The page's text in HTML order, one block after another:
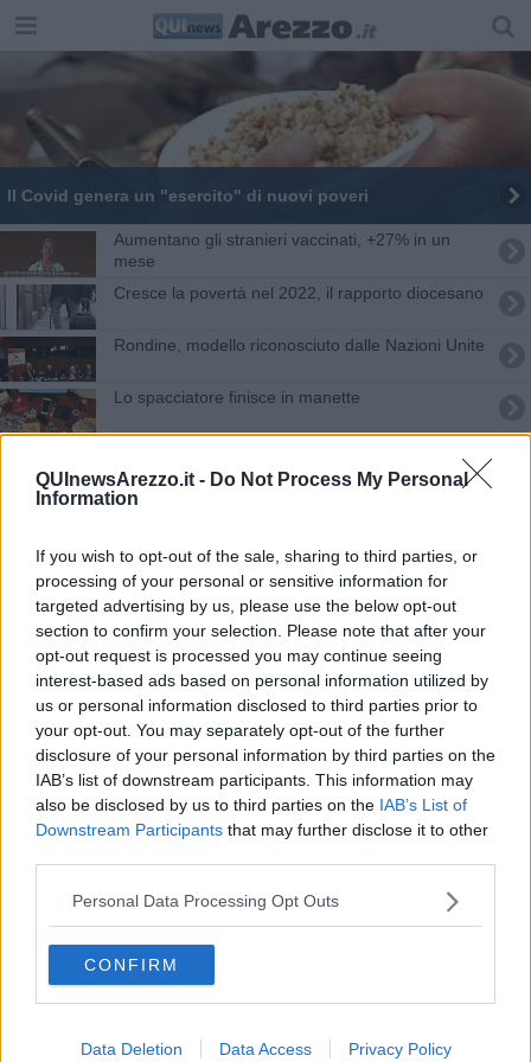
QUInewsArezzo.it - Do Not Process My Personal
Information
If you wish to opt-out of the sale, sharing to third parties, or
processing of your personal or sensitive information for
targeted advertising by us, please use the below opt-out
section to confirm your selection. Please note that after your
opt-out request is processed you may continue seeing
interest-based ads based on personal information utilized by
us or personal information disclosed to third parties prior to
your opt-out. You may separately opt-out of the further
disclosure of your personal information by third parties on the
IAB’s list of downstream participants. This information may
also be disclosed by us to third parties on the IAB’s List of
Downstream Participants that may further disclose it to other
Personal Data Processing Opt Outs
CONFIRM
Data Deletion Data Access Privacy Policy
Il Covid genera un "esercito" di nuovi poveri
Aumentano gli stranieri vaccinati, +27% in un
mese
Cresce la povertà nel 2022, il rapporto diocesano
​Rondine, modello riconosciuto dalle Nazioni Unite
Lo spacciatore finisce in manette
Trasferiva denaro "sporco", giovane denunciato
Conto alla rovescia per Arezzo Wave
Ferragosto di controlli per la Municipale
Da Arezzo un grande aiuto per il Niger
Aereo precipitato in Etiopia, due vittime toscane
Conflitti e Covid, Rondine interroga i leader
Il Covid mette in crisi più lavoratori che imprese
Educazione alla Pace, Rondine sale in cattedra
La tratta delle schiave fra violenze e riti voodoo